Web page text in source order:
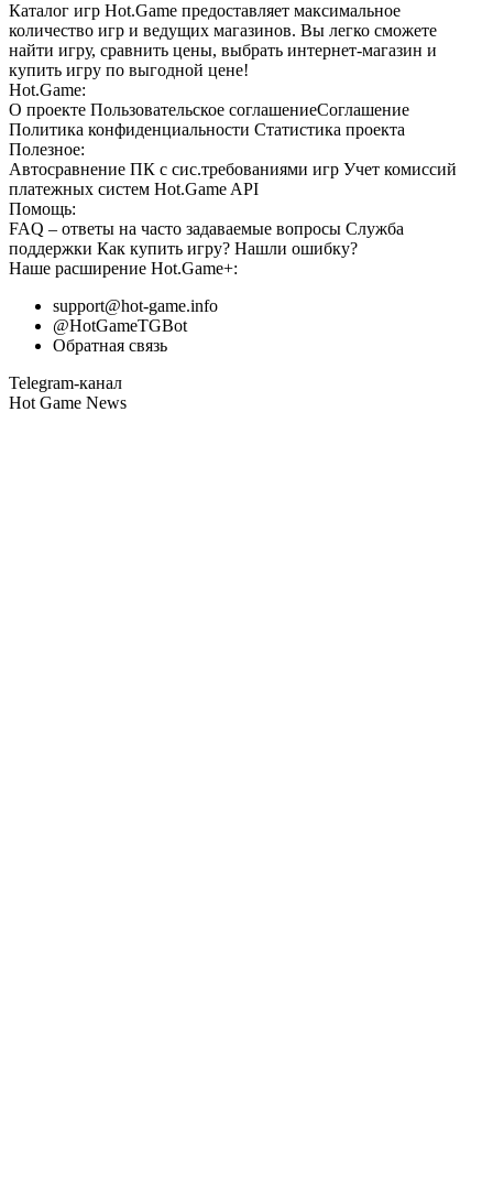
Каталог игр Hot.Game предоставляет максимальное
количество игр и ведущих магазинов. Вы легко сможете
найти игру, сравнить цены, выбрать интернет-магазин и
купить игру по выгодной цене!
Hot.Game:
О проекте Пользовательское соглашениеСоглашение
Политика конфиденциальности Статистика проекта
Полезное:
Автосравнение ПК с сис.требованиями игр Учет комиссий
платежных систем Hot.Game API
Помощь:
FAQ – ответы на часто задаваемые вопросы Служба
поддержки Как купить игру? Нашли ошибку?
Наше расширение Hot.Game+:
support@hot-game.info
@HotGameTGBot
Обратная связь
Telegram-канал
Hot Game News